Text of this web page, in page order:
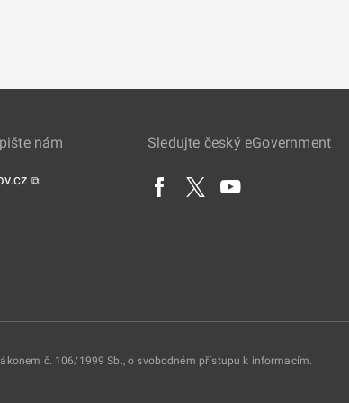
nám
⧉
Sledujte český eGovernment
č. 106/1999 Sb., o svobodném přístupu k informacím.